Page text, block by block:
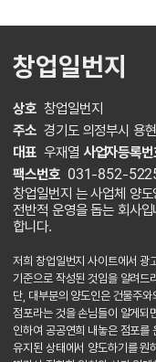
창업일번지
상호 창업일번지
주소 경기도 의정부시 용
대표 우재열 사업자등록
팩스번호 031-852-
창업일번지 는 사업체 양
전반적 운영을 돕는 회사
합니다.
저희 창업일번지 사이트에서 광
기준으로 작성된 것임을 알려드
단, 대부분의 양도인은 건물주
점포라는 것을 손님들이 알게되
인하여 공공연희 내놓은 점포를
유지된 상태에서 양도하기를 원